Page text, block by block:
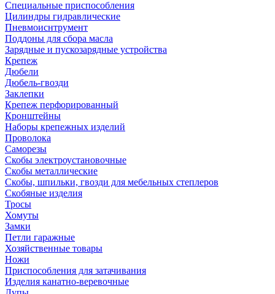
Специальные приспособления
Цилиндры гидравлические
Пневмоиснтрумент
Поддоны для сбора масла
Зарядные и пускозарядные устройства
Крепеж
Дюбели
Дюбель-гвозди
Заклепки
Крепеж перфорированный
Кронштейны
Наборы крепежных изделий
Проволока
Саморезы
Скобы электроустановочные
Скобы металлические
Скобы, шпильки, гвозди для мебельных степлеров
Скобяные изделия
Тросы
Хомуты
Замки
Петли гаражные
Хозяйственные товары
Ножи
Приспособления для затачивания
Изделия канатно-веревочные